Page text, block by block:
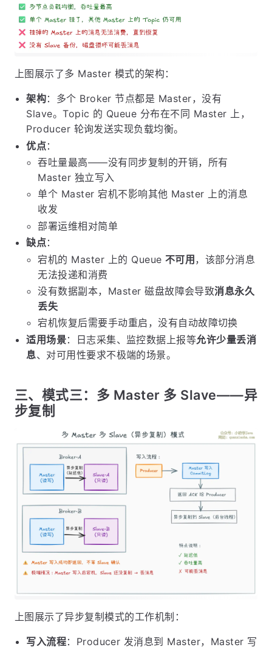
上图展示了多 Master 模式的架构：
架构：多个 Broker 节点都是 Master，没有
Slave。Topic 的 Queue 分布在不同 Master 上，
Producer 轮询发送实现负载均衡。
优点：
吞吐量最高——没有同步复制的开销，所有
Master 独立写入
单个 Master 宕机不影响其他 Master 上的消息
收发
部署运维相对简单
缺点：
宕机的 Master 上的 Queue 不可用，该部分消息
无法投递和消费
没有数据副本，Master 磁盘故障会导致消息永久
丢失
宕机恢复后需要手动重启，没有自动故障切换
适用场景：日志采集、监控数据上报等允许少量丢消
息、对可用性要求不极端的场景。
三、模式三：多 Master 多 Slave——异
步复制
上图展示了异步复制模式的工作机制：
写入流程：Producer 发消息到 Master，Master 写